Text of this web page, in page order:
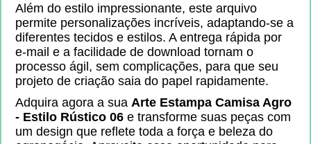
Além do estilo impressionante, este arquivo
permite personalizações incríveis, adaptando-se a
diferentes tecidos e estilos. A entrega rápida por
e-mail e a facilidade de download tornam o
processo ágil, sem complicações, para que seu
projeto de criação saia do papel rapidamente.
Adquira agora a sua Arte Estampa Camisa Agro
- Estilo Rústico 06 e transforme suas peças com
um design que reflete toda a força e beleza do